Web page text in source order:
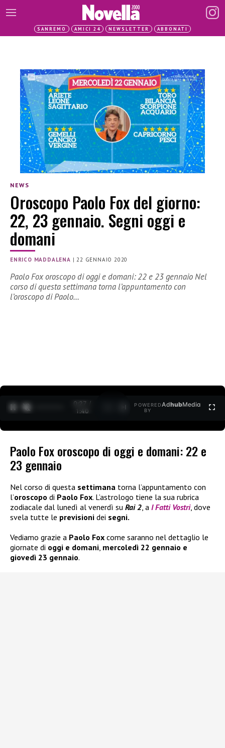
SANREMO AMICI 24 NEWSLETTER ABBONATI
NEWS
Oroscopo Paolo Fox del giorno:
22, 23 gennaio. Segni oggi e
domani
ENRICO MADDALENA |22 GENNAIO 2020
Paolo Fox oroscopo di oggi e domani: 22 e 23 gennaio Nel
corso di questa settimana torna l’appuntamento con
l’oroscopo di Paolo…
0:27 /
1:40
POWERED
BY
AdhubMedia
Paolo Fox oroscopo di oggi e domani: 22 e
23 gennaio
Nel corso di questa settimana torna l’appuntamento con
l’oroscopo di Paolo Fox. L’astrologo tiene la sua rubrica
zodiacale dal lunedì al venerdì su Rai 2, a I Fatti Vostri, dove
svela tutte le previsioni dei segni.
Vediamo grazie a Paolo Fox come saranno nel dettaglio le
giornate di oggi e domani, mercoledì 22 gennaio e
giovedì 23 gennaio.